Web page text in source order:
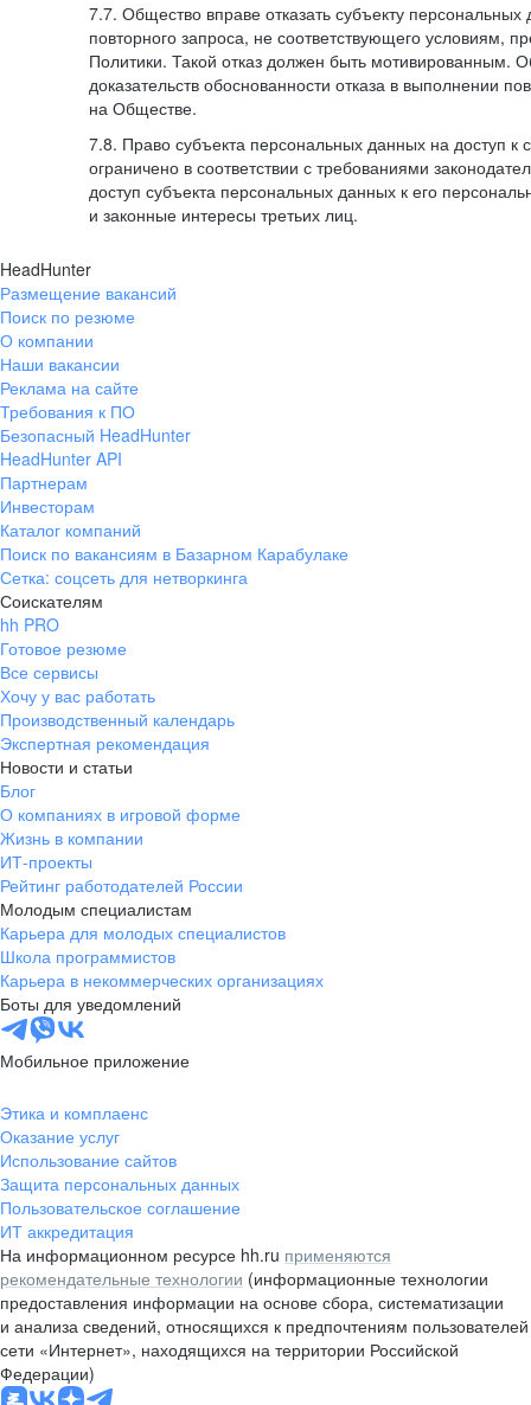
7.7. Общество вправе отказать субъекту
повторного запроса, не соответствующего условиям,
Политики. Такой отказ должен быть мотивированным.
доказательств обоснованности отказа в выполнении
на Обществе.
7.8. Право субъекта персональных данных на доступ
ограничено в соответствии с требованиями
доступ субъекта персональных данных к его
и законные интересы третьих лиц.
HeadHunter
Размещение вакансий
Поиск по резюме
О компании
Наши вакансии
Реклама на сайте
Требования к ПО
Безопасный HeadHunter
HeadHunter API
Партнерам
Инвесторам
Каталог компаний
Поиск по вакансиям в Базарном Карабулаке
Сетка: соцсеть для нетворкинга
Соискателям
hh PRO
Готовое резюме
Все сервисы
Хочу у вас работать
Производственный календарь
Экспертная рекомендация
Новости и статьи
Блог
О компаниях в игровой форме
Жизнь в компании
ИТ-проекты
Рейтинг работодателей России
Молодым специалистам
Карьера для молодых специалистов
Школа программистов
Карьера в некоммерческих организациях
Боты для уведомлений
Мобильное приложение
Этика и комплаенс
Оказание услуг
Использование сайтов
Защита персональных данных
Пользовательское соглашение
ИТ аккредитация
На информационном ресурсе hh.ru применяются
рекомендательные технологии (информационные технологии
предоставления информации на основе сбора, систематизации
и анализа сведений, относящихся к предпочтениям пользователей
сети «Интернет», находящихся на территории Российской
Федерации)